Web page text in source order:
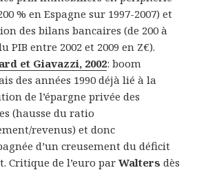
% en Espagne sur 1997-2007) et
des bilans bancaires (de 200 à
PIB entre 2002 et 2009 en Z€).
et Giavazzi, 2002: boom
des années 1990 déjà lié à la
de l’épargne privée des
(hausse du ratio
revenus) et donc
d’un creusement du déficit
Critique de l’euro parWaltersdès